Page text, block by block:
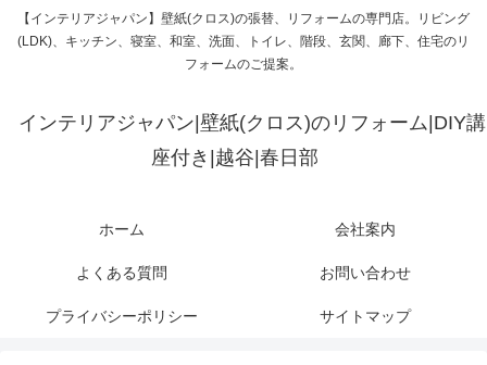
【インテリアジャパン】壁紙(クロス)の張替、リフォームの専門店。リビング
(LDK)、キッチン、寝室、和室、洗面、トイレ、階段、玄関、廊下、住宅のリ
フォームのご提案。
インテリアジャパン|壁紙(クロス)のリフォーム|DIY講
座付き|越谷|春日部
ホーム 会社案内
よくある質問 お問い合わせ
プライバシーポリシー サイトマップ